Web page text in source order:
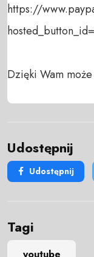
https://
Dzięki Wam
Udostępnij
Udostępnij
Tagi
youtube